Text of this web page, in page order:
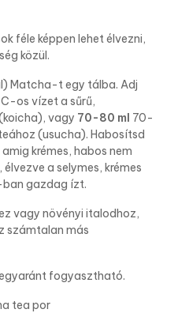
féle képpen lehet élvezni,
közül.
Matcha-t egy tálba. Adj
os vízet a sűrű,
vagy 70-80 ml 70-
(usucha). Habosítsd
krémes, habos nem
a selymes, krémes
gazdag ízt.
vagy növényi italodhoz,
számtalan más
fogyasztható.
tea por